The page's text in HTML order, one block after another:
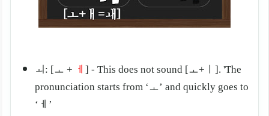
ㅚ: [ㅗ + ㅔ ] - This does not sound [ㅗ+ㅣ]. 'The
pronunciation starts from ‘ㅗ’ and quickly goes to
‘ ㅔ ’